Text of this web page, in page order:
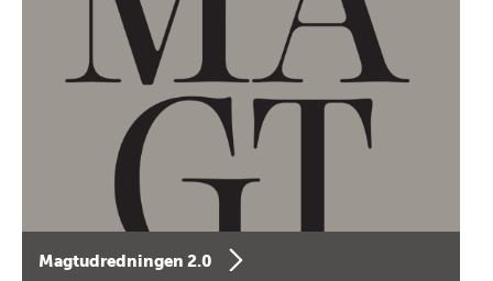
Magtudredningen 2.0